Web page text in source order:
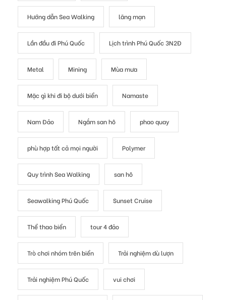
Hướng dẫn Sea Walking lãng mạn
Lần đầu đi Phú Quốc Lịch trình Phú Quốc 3N2Đ
Metal Mining Mùa mưa
Mặc gì khi đi bộ dưới biển Namaste
Nam Đảo Ngắm san hô phao quay
phù hợp tất cả mọi người Polymer
Quy trình Sea Walking san hô
Seawalking Phú Quốc Sunset Cruise
Thể thao biển tour 4 đảo
Trò chơi nhóm trên biển Trải nghiệm dù lượn
Trải nghiệm Phú Quốc vui chơi